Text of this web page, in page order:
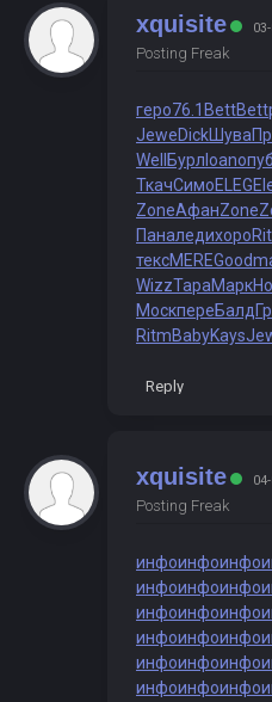
xquisite
Posting Freak
геро76.1 BettBett
JeweDickШува
Well Бурл Ioanопуб
ТкачСимоELEG
ZoneАфанZone
Паналедихоро
тексMEREGood
WizzТараМарк
МоскпереБалд
RitmBabyKays
Reply
xquisite
Posting Freak
инфоинфоинфо
инфоинфоинфо
инфоинфоинфо
инфоинфоинфо
инфоинфоинфо
инфоинфоинфо